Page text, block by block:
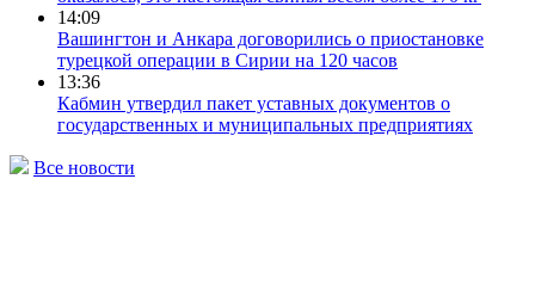
14:09
Вашингтон и Анкара договорились о приостановке
турецкой операции в Сирии на 120 часов
13:36
Кабмин утвердил пакет уставных документов о
государственных и муниципальных предприятиях
Все новости